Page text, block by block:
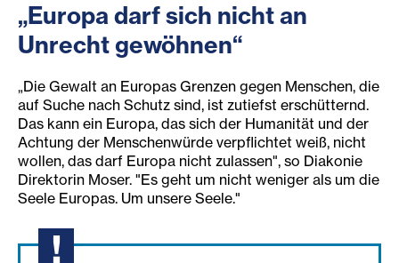
„Europa darf sich nicht an
Unrecht gewöhnen“
„Die Gewalt an Europas Grenzen gegen Menschen, die
auf Suche nach Schutz sind, ist zutiefst erschütternd.
Das kann ein Europa, das sich der Humanität und der
Achtung der Menschenwürde verpflichtet weiß, nicht
wollen, das darf Europa nicht zulassen", so Diakonie
Direktorin Moser. "Es geht um nicht weniger als um die
Seele Europas. Um unsere Seele."